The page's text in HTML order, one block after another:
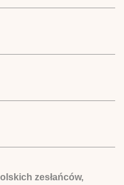
zesłańców,